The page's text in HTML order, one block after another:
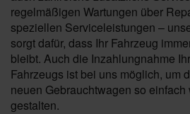
regelmäßigen Wartungen über
speziellen Serviceleistungen –
sorgt dafür, dass Ihr Fahrzeug
bleibt. Auch die Inzahlungnahme
Fahrzeugs ist bei uns möglich, um
neuen Gebrauchtwagen so
gestalten.